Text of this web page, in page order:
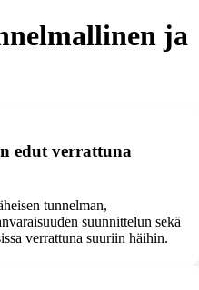
ja
edut verrattuna
tunnelman,
suunnittelun sekä
verrattuna suuriin häihin.